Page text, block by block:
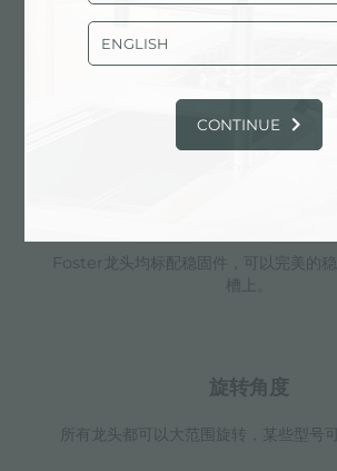
特点
Foster龙头均标配稳固件，可以完美的
槽上。
旋转角度
所有龙头都可以大范围旋转，某些型号
ENGLISH
CONTINUE